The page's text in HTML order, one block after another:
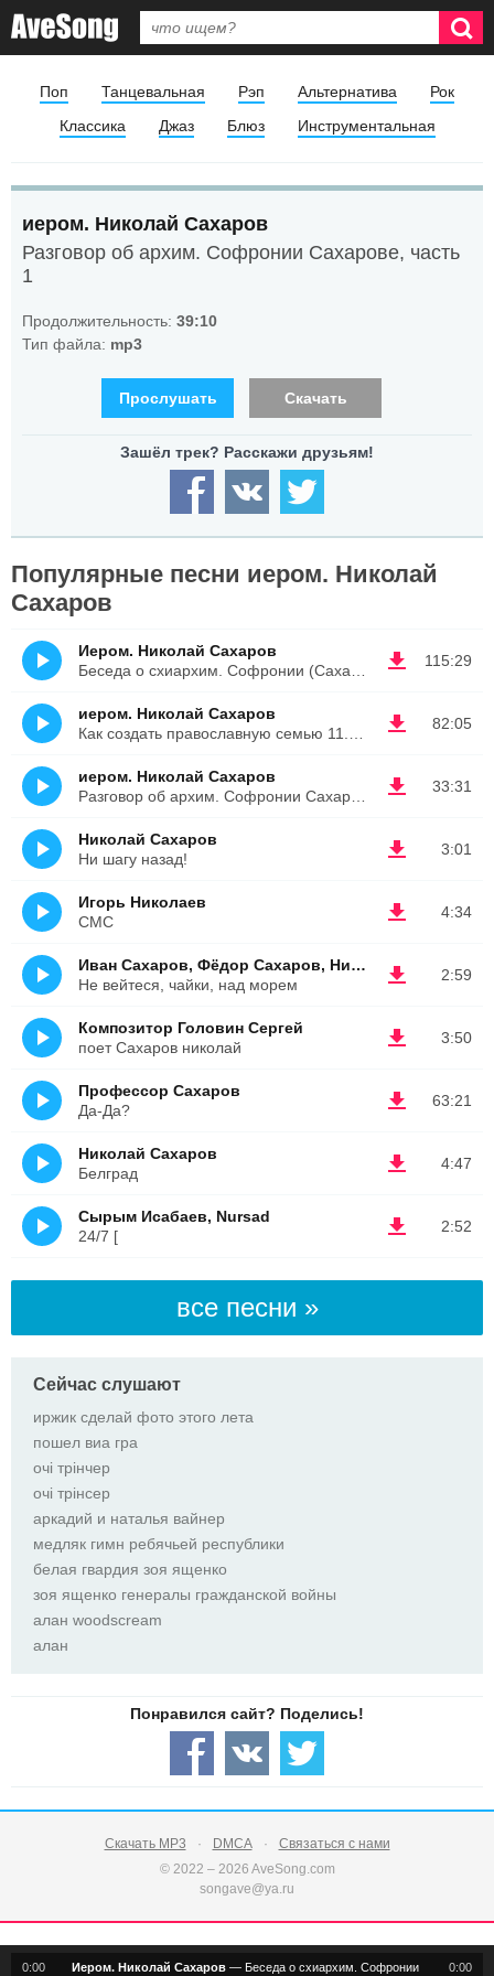
Поп Танцевальная Рэп Альтернатива
Рок
Классика
Джаз Блюз Инструментальная
иером. Николай Сахаров
Разговор об архим. Софронии Сахарове, часть
1
Продолжительность: 39:10
Тип файла: mp3
Прослушать Скачать
Популярные песни иером. Николай
Сахаров
115:29
Иером. Николай Сахаров
82:05
иером. Николай Сахаров
33:31
иером. Николай Сахаров
3:01
Николай Сахаров
Ни шагу назад!
4:34
Игорь Николаев
СМС
2:59
Иван Сахаров, Фёдор Сахаров, Николай Сахаров
Не вейтеся, чайки, над морем
3:50
Композитор Головин Сергей
поет Сахаров николай
63:21
Профессор Сахаров
Да-Да?
4:47
Николай Сахаров
Белград
2:52
Сырым Исабаев, Nursad
24/7 [
все песни »
Сейчас слушают
иржик сделай фото этого лета
пошел виа гра
очі трінчер
очі трінсер
аркадий и наталья вайнер
медляк гимн ребячьей республики
белая гвардия зоя ященко
зоя ященко генералы гражданской войны
алан woodscream
алан
Скачать MP3 DMCA
Связаться с нами
© 2022 – 2026 AveSong.com
songave@ya.ru
0:00 0:00
Иером. Николай Сахаров — Беседа о схиархим. Софронии (Сахарове)